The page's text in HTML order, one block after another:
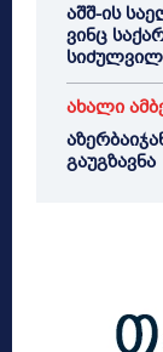
აშშ-ის
ვინც
ახალი
გაუგზავნა